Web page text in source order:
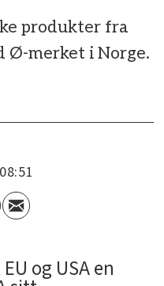
produkter fra
Ø-merket i Norge.
og USA en